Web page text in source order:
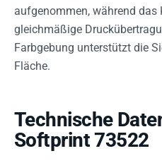
aufgenommen, während das
gleichmäßige
Farbgebung unterstützt die
Fläche.
Technische
Softprint 73522